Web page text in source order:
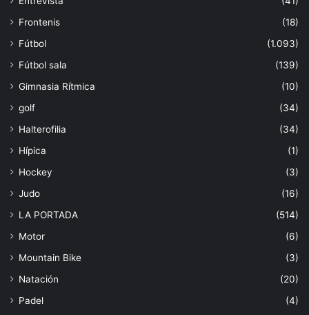
Frontenis
(18)
Fútbol
(1.093)
Fútbol sala
(139)
Gimnasia Rítmica
(10)
golf
(34)
Halterofilia
(34)
Hípica
(1)
Hockey
(3)
Judo
(16)
LA PORTADA
(514)
Motor
(6)
Mountain Bike
(3)
Natación
(20)
Padel
(4)